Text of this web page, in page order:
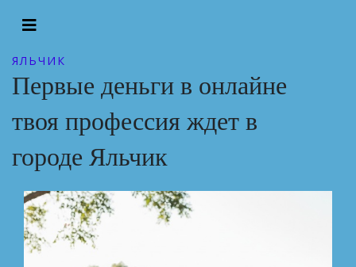
ЯЛЬЧИК
Первые деньги в онлайне
твоя профессия ждет в
городе Яльчик